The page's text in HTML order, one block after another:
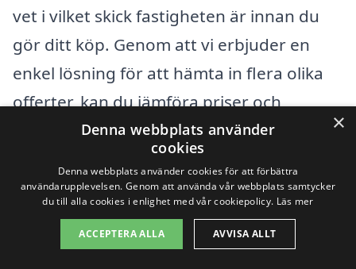
vet i vilket skick fastigheten är innan du
gör ditt köp. Genom att vi erbjuder en
enkel lösning för att hämta in flera olika
offerter, kan du jämföra priser och
tjänster för att hitta det bästa alternativet
När du letar efter överlåtelsebesiktning i
Tystberga, kan det vara bra att också
×
Denna webbplats använder
cookies
Denna webbplats använder cookies för att förbättra
användarupplevelsen. Genom att använda vår webbplats samtycker
du till alla cookies i enlighet med vår cookiepolicy. Läs mer
ACCEPTERA ALLA AVVISA ALLT